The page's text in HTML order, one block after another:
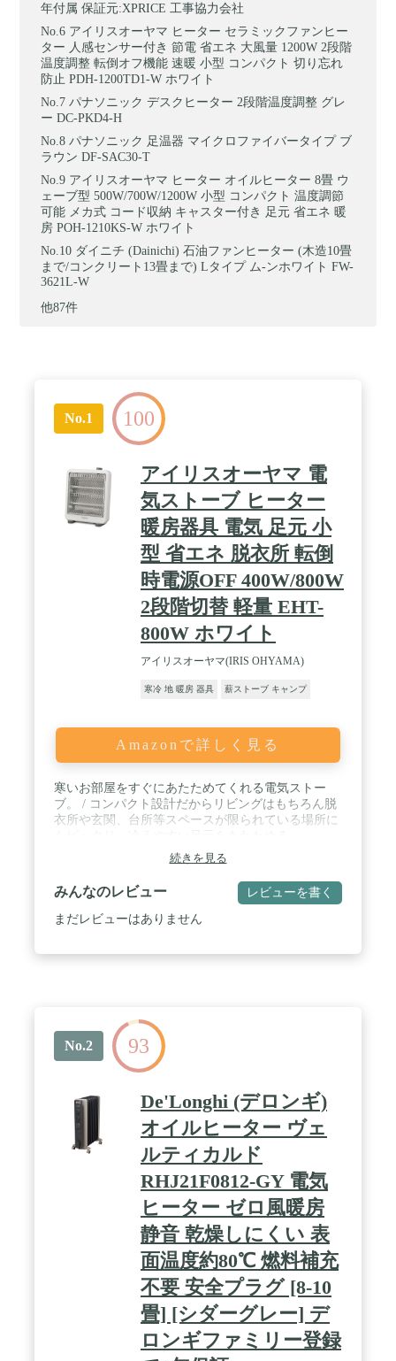
年付属 保証元:XPRICE 工事協力会社
アイリスオーヤマ ヒーター セラミックファンヒー
ター 人感センサー付き 節電 省エネ 大風量 1200W 2段階
温度調整 転倒オフ機能 速暖 小型 コンパクト 切り忘れ
防止 PDH-1200TD1-W ホワイト
パナソニック デスクヒーター 2段階温度調整 グレ
ー DC-PKD4-H
パナソニック 足温器 マイクロファイバータイプ ブ
ラウン DF-SAC30-T
アイリスオーヤマ ヒーター オイルヒーター 8畳 ウ
ェーブ型 500W/700W/1200W 小型 コンパクト 温度調節
可能 メカ式 コード収納 キャスター付き 足元 省エネ 暖
房 POH-1210KS-W ホワイト
ダイニチ (Dainichi) 石油ファンヒーター (木造10畳
まで/コンクリート13畳まで) Lタイプ ム-ンホワイト FW-
3621L-W
他87件
No.1 100
アイリスオーヤマ 電
気ストーブ ヒーター
暖房器具 電気 足元 小
型 省エネ 脱衣所 転倒
時電源OFF 400W/800W
2段階切替 軽量 EHT-
800W ホワイト
アイリスオーヤマ(IRIS OHYAMA)
寒冷 地 暖房 器具 薪ストーブ キャンプ
Amazonで詳しく見る
寒いお部屋をすぐにあたためてくれる電気ストー
ブ。 / コンパクト設計だからリビングはもちろん脱
衣所や玄関、台所等スペースが限られている場所に
続きを見る
みんなのレビュー レビューを書く
まだレビューはありません
No.2 93
De'Longhi (デロンギ)
オイルヒーター ヴェ
ルティカルド
RHJ21F0812-GY 電気
ヒーター ゼロ風暖房
静音 乾燥しにくい 表
面温度約80℃ 燃料補充
不要 安全プラグ [8-10
畳] [シダーグレー] デ
ロンギファミリー登録